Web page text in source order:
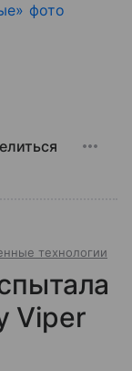
фото
технологии
Viper